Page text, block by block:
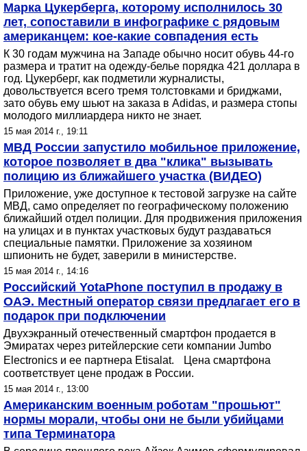
Марка Цукерберга, которому исполнилось 30
лет, сопоставили в инфографике с рядовым
американцем: кое-какие совпадения есть
К 30 годам мужчина на Западе обычно носит обувь 44-го
размера и тратит на одежду-белье порядка 421 доллара в
год. Цукерберг, как подметили журналисты,
довольствуется всего тремя толстовками и бриджами,
зато обувь ему шьют на заказа в Adidas, и размера стопы
молодого миллиардера никто не знает.
15 мая 2014 г., 19:11
МВД России запустило мобильное приложение,
которое позволяет в два "клика" вызывать
полицию из ближайшего участка (ВИДЕО)
Приложение, уже доступное к тестовой загрузке на сайте
МВД, само определяет по географическому положению
ближайший отдел полиции. Для продвижения приложения
на улицах и в пунктах участковых будут раздаваться
специальные памятки. Приложение за хозяином
шпионить не будет, заверили в министерстве.
15 мая 2014 г., 14:16
Российский YotaPhone поступил в продажу в
ОАЭ. Местный оператор связи предлагает его в
подарок при подключении
Двухэкранный отечественный смартфон продается в
Эмиратах через ритейлерские сети компании Jumbo
Electronics и ее партнера Etisalat. Цена смартфона
соответствует цене продаж в России.
15 мая 2014 г., 13:00
Американским военным роботам "прошьют"
нормы морали, чтобы они не были убийцами
типа Терминатора